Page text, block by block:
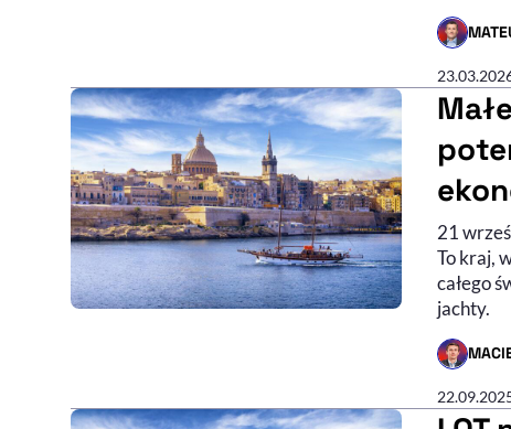
- AUTOR
21
To kraj,
całego
jachty.
- AUTOR